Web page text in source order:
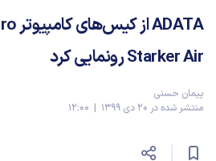
Starker Air رونمایی کرد
پیمان حسنی
منتشر شده در 20 دی 1399 | 12:00